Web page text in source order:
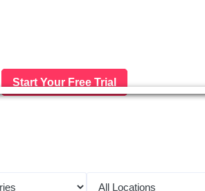
Start Your Free Trial